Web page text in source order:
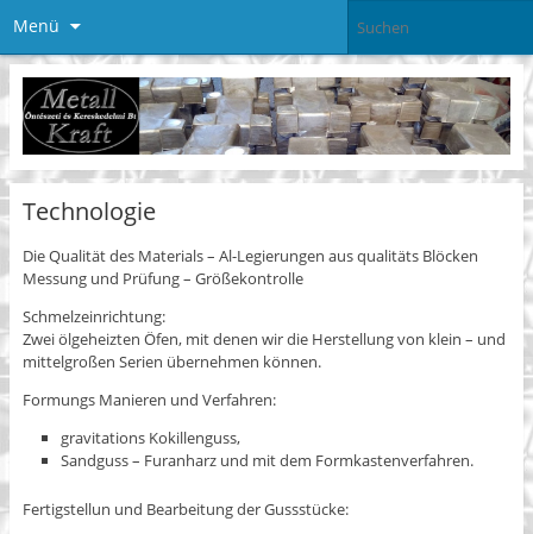
Menü
Technologie
Die Qualität des Materials – Al-Legierungen aus qualitäts Blöcken
Messung und Prüfung – Größekontrolle
Schmelzeinrichtung:
Zwei ölgeheizten Öfen, mit denen wir die Herstellung von klein – und
mittelgroßen Serien übernehmen können.
Formungs Manieren und Verfahren:
gravitations Kokillenguss,
Sandguss – Furanharz und mit dem Formkastenverfahren.
Fertigstellun und Bearbeitung der Gussstücke: